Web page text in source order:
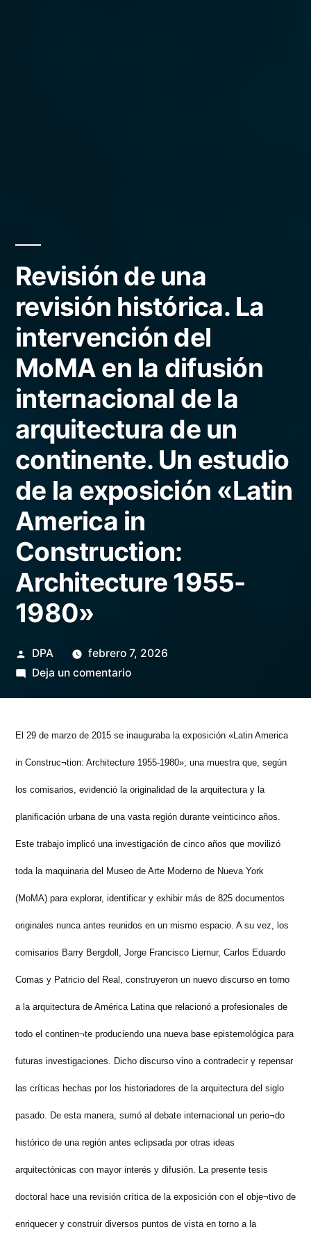
Revisión de una
revisión histórica. La
intervención del
MoMA en la difusión
internacional de la
arquitectura de un
continente. Un estudio
de la exposición «Latin
America in
Construction:
Architecture 1955-
1980»
Publicado
por
DPA
febrero 7, 2026
Deja un comentarioen
una
histórica.
La
MoMA
en
difusión
internacional
arquitectura
de
Un
estudio
la
exposición
America
in
Construction:
El 29 de marzo de 2015 se inauguraba la exposición «Latin America
in Construc¬tion: Architecture 1955-1980», una muestra que, según
los comisarios, evidenció la originalidad de la arquitectura y la
planificación urbana de una vasta región durante veinticinco años.
Este trabajo implicó una investigación de cinco años que movilizó
toda la maquinaria del Museo de Arte Moderno de Nueva York
(MoMA) para explorar, identificar y exhibir más de 825 documentos
originales nunca antes reunidos en un mismo espacio. A su vez, los
comisarios Barry Bergdoll, Jorge Francisco Liernur, Carlos Eduardo
Comas y Patricio del Real, construyeron un nuevo discurso en torno
a la arquitectura de América Latina que relacionó a profesionales de
todo el continen¬te produciendo una nueva base epistemológica para
futuras investigaciones. Dicho discurso vino a contradecir y repensar
las críticas hechas por los historiadores de la arquitectura del siglo
pasado. De esta manera, sumó al debate internacional un perio¬do
histórico de una región antes eclipsada por otras ideas
arquitectónicas con mayor interés y difusión. La presente tesis
doctoral hace una revisión crítica de la exposición con el obje¬tivo de
enriquecer y construir diversos puntos de vista en torno a la